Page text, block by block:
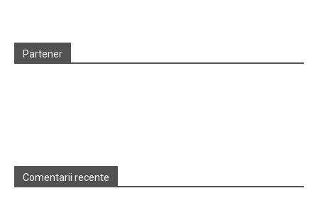
Partener
Comentarii recente